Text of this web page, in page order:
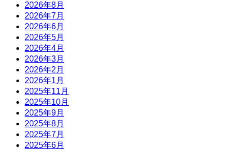
2026年8月
2026年7月
2026年6月
2026年5月
2026年4月
2026年3月
2026年2月
2026年1月
2025年11月
2025年10月
2025年9月
2025年8月
2025年7月
2025年6月